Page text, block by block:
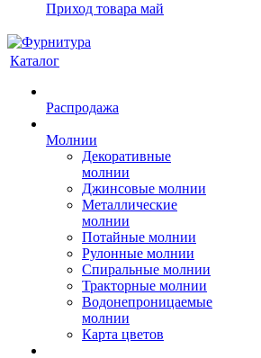
Приход товара май
Каталог
Распродажа
Молнии
Декоративные
молнии
Джинсовые молнии
Металлические
молнии
Потайные молнии
Рулонные молнии
Спиральные молнии
Тракторные молнии
Водонепроницаемые
молнии
Карта цветов